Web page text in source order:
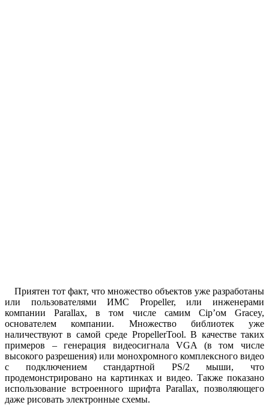
Приятен тот факт, что множество объектов уже разработаны
или пользователями ИМС Propeller, или инженерами
компании Parallax, в том числе самим Сip’ом Gracey,
основателем компании. Множество библиотек уже
наличествуют в самой среде PropellerTool. В качестве таких
примеров – генерация видеосигнала VGA (в том числе
высокого разрешения) или монохромного комплексного видео
с подключением стандартной PS/2 мыши, что
продемонстрировано на картинках и видео. Также показано
использование встроенного шрифта Parallax, позволяющего
даже рисовать электронные схемы.